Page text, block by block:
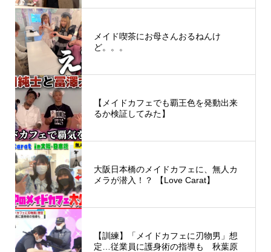
メイド喫茶にお母さんおるねんけ
ど。。。
【メイドカフェでも覇王色を発動出来
るか検証してみた】
大阪日本橋のメイドカフェに、無人カ
メラが潜入！？ 【Love Carat】
【訓練】「メイドカフェに刃物男」想
定…従業員に護身術の指導も 秋葉原